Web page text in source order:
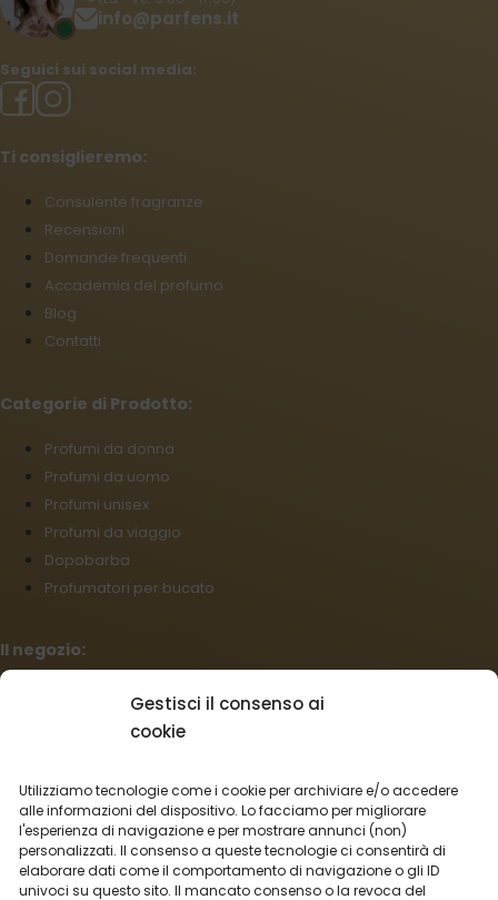
Gestisci il consenso ai
cookie
Utilizziamo tecnologie come i cookie per archiviare e/o accedere
alle informazioni del dispositivo. Lo facciamo per migliorare
l'esperienza di navigazione e per mostrare annunci (non)
personalizzati. Il consenso a queste tecnologie ci consentirà di
elaborare dati come il comportamento di navigazione o gli ID
univoci su questo sito. Il mancato consenso o la revoca del
info@parfens.it
Seguici sui social media:
Ti consiglieremo:
Consulente fragranze
Recensioni
Domande frequenti
Accademia del profumo
Blog
Contatti
Categorie di Prodotto:
Profumi da donna
Profumi da uomo
Profumi unisex
Profumi da viaggio
Dopobarba
Profumatori per bucato
Il negozio:
Condizioni commerciali
Regolamento per I reclami
Vendita all’ingrosso
Recesso dal contratto
Italiano